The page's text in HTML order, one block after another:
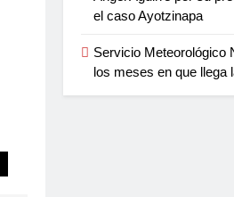
el caso Ayotzinapa
Servicio Meteorológico
los meses en que llega